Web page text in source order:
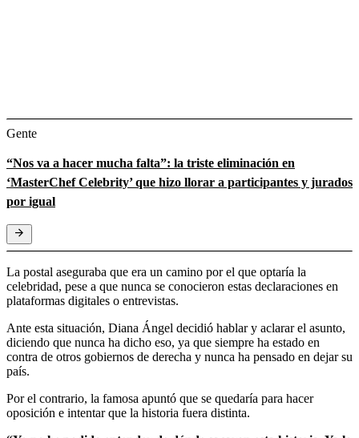
Gente
“Nos va a hacer mucha falta”: la triste eliminación en
‘MasterChef Celebrity’ que hizo llorar a participantes y jurados
por igual
La postal aseguraba que era un camino por el que optaría la
celebridad, pese a que nunca se conocieron estas declaraciones en
plataformas digitales o entrevistas.
Ante esta situación, Diana Ángel decidió hablar y aclarar el asunto,
diciendo que nunca ha dicho eso, ya que siempre ha estado en
contra de otros gobiernos de derecha y nunca ha pensado en dejar su
país.
Por el contrario, la famosa apuntó que se quedaría para hacer
oposición e intentar que la historia fuera distinta.